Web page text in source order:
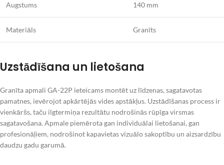
Augstums 140 mm
Materiāls Granīts
Uzstādīšana un lietošana
Granīta apmali GA-22P ieteicams montēt uz līdzenas, sagatavotas
pamatnes, ievērojot apkārtējās vides apstākļus. Uzstādīšanas process ir
vienkāršs, taču ilgtermiņa rezultātu nodrošinās rūpīga virsmas
sagatavošana. Apmale piemērota gan individuālai lietošanai, gan
profesionāļiem, nodrošinot kapavietas vizuālo sakoptību un aizsardzību
daudzu gadu garumā.